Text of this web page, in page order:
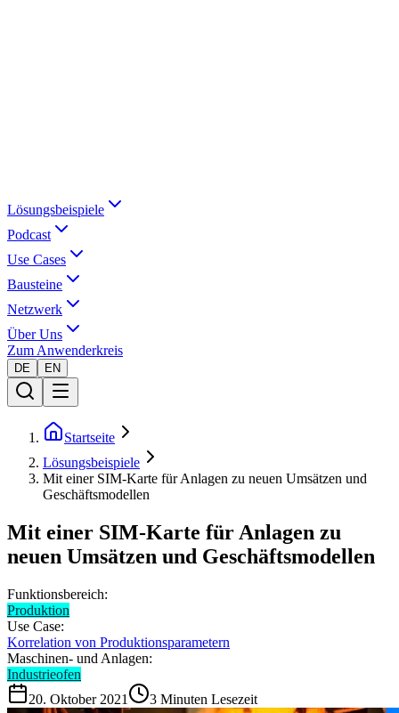
Lösungsbeispiele
Podcast
Use Cases
Bausteine
Netzwerk
Über Uns
Zum Anwenderkreis
DE EN
Startseite
Lösungsbeispiele
Mit einer SIM-Karte für Anlagen zu neuen Umsätzen und
Geschäftsmodellen
Mit einer SIM-Karte für Anlagen zu
neuen Umsätzen und Geschäftsmodellen
Funktionsbereich:
Produktion
Use Case:
Korrelation von Produktionsparametern
Maschinen- und Anlagen:
Industrieofen
20. Oktober 2021
3 Minuten Lesezeit